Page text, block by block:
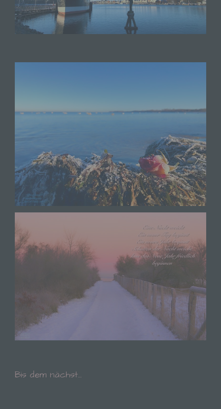
Bis dem nächst…
dieser Internetseite nutzerfreundlichere Services
bereitstellen, die ohne die Cookie-Setzung nicht
möglich wären.
und Angebote auf unserer Internetseite im Sinne
Nutzern die Verwendung unserer Internetseite zu
jedem Besuch der Internetseite erneut seine
Zugangsdaten eingeben, weil dies von der
Internetseite und dem auf dem Computersystem
des Benutzers abgelegten Cookie übernommen
wird. Ein weiteres Beispiel ist das Cookie eines
Warenkorbes im Online-Shop. Der Online-Shop
merkt sich die Artikel, die ein Kunde in den
virtuellen Warenkorb gelegt hat, über ein Cookie.
Die betroffene Person kann die Setzung von
Cookies durch unsere Internetseite jederzeit
mittels einer entsprechenden Einstellung des
genutzten Internetbrowsers verhindern und damit
der Setzung von Cookies dauerhaft
widersprechen. Ferner können bereits gesetzte
Cookies jederzeit über einen Internetbrowser oder
andere Softwareprogramme gelöscht werden. Dies
ist in allen gängigen Internetbrowsern möglich.
Deaktiviert die betroffene Person die Setzung von
Cookies in dem genutzten Internetbrowser, sind
unter Umständen nicht alle Funktionen unserer